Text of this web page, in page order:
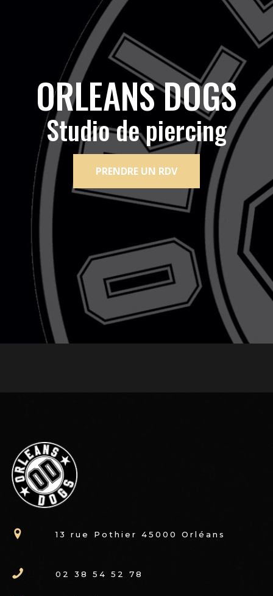
Studio de piercing
PRENDRE UN RDV
ORLEANS DOGS
13 rue Pothier 45000 Orléans
02 38 54 52 78